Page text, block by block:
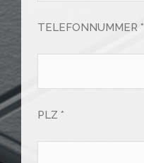
TELEFONNUMMER *
PLZ *